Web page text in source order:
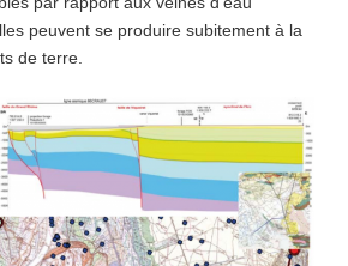
peuvent se produire subitement à la
de terre.